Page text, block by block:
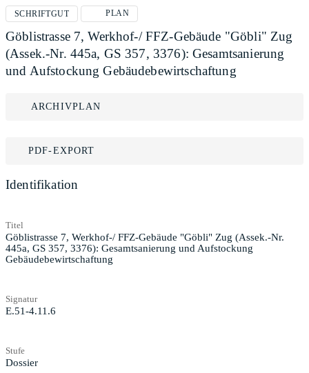
SCHRIFTGUT PLAN
Göblistrasse 7, Werkhof-/ FFZ-Gebäude "Göbli" Zug
(Assek.-Nr. 445a, GS 357, 3376): Gesamtsanierung
und Aufstockung Gebäudebewirtschaftung
ARCHIVPLAN
PDF-EXPORT
Identifikation
Titel
Göblistrasse 7, Werkhof-/ FFZ-Gebäude "Göbli" Zug (Assek.-Nr.
445a, GS 357, 3376): Gesamtsanierung und Aufstockung
Gebäudebewirtschaftung
Signatur
E.51-4.11.6
Stufe
Dossier